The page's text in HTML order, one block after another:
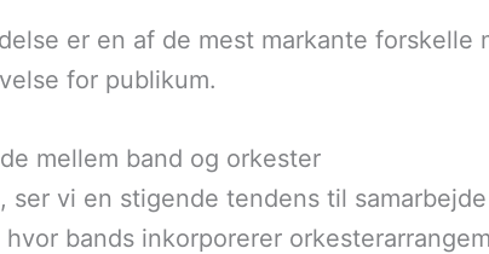
er en af de mest markante forskelle
for publikum.
mellem band og orkester
vi en stigende tendens til
bands inkorporerer